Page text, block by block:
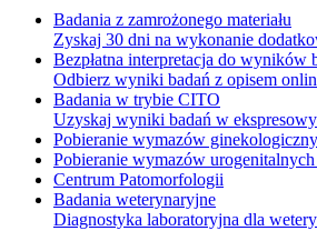
Badania z zamrożonego materiału
Zyskaj 30 dni na wykonanie
Bezpłatna interpretacja do wyników
Odbierz wyniki badań z opisem
Badania w trybie CITO
Uzyskaj wyniki badań w
Pobieranie wymazów
Pobieranie wymazów
Centrum Patomorfologii
Badania weterynaryjne
Diagnostyka laboratoryjna dla